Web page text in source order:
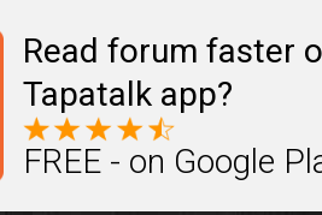
Read forum faster
Tapatalk app?
FREE - on Google